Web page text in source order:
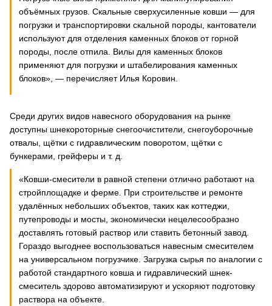
объёмных грузов. Скальные сверхусиленные ковши — для
погрузки и транспортировки скальной породы, кантователи
используют для отделения каменных блоков от горной
породы, после отпила. Вилы для каменных блоков
применяют для погрузки и штабелирования каменных
блоков», — перечисляет Илья Коровин.
Среди других видов навесного оборудования на рынке
доступны шнекороторные снегоочистители, снегоуборочные
отвалы, щётки с гидравлическим поворотом, щётки с
бункерами, грейферы и т. д.
«Ковши-смесители в равной степени отлично работают на
стройплощадке и ферме. При строительстве и ремонте
удалённых небольших объектов, таких как коттеджи,
путепроводы и мосты, экономически нецелесообразно
доставлять готовый раствор или ставить бетонный завод.
Гораздо выгоднее воспользоваться навесным смесителем
на универсальном погрузчике. Загрузка сырья по аналогии с
работой стандартного ковша и гидравлический шнек-
смеситель здорово автоматизируют и ускоряют подготовку
раствора на объекте.